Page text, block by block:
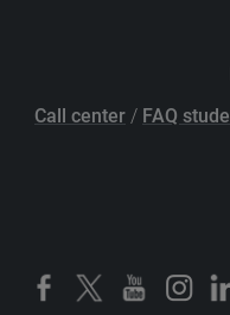
Call center / FAQ